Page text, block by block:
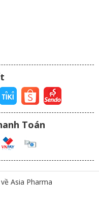
Toán
Asia Pharma